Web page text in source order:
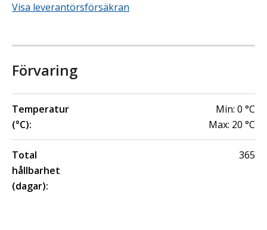
Visa leverantörsförsäkran
Förvaring
Temperatur
(°C):
Min: 0 °C
Max: 20 °C
Total
hållbarhet
(dagar):
365